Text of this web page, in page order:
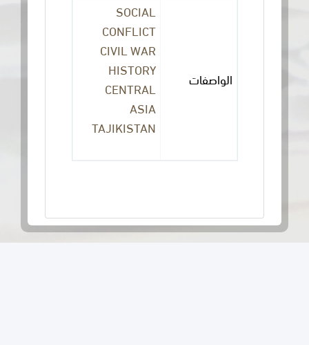
الواصفات
SOCIAL
CONFLICT
CIVIL WAR
HISTORY
CENTRAL
TAJIKISTAN